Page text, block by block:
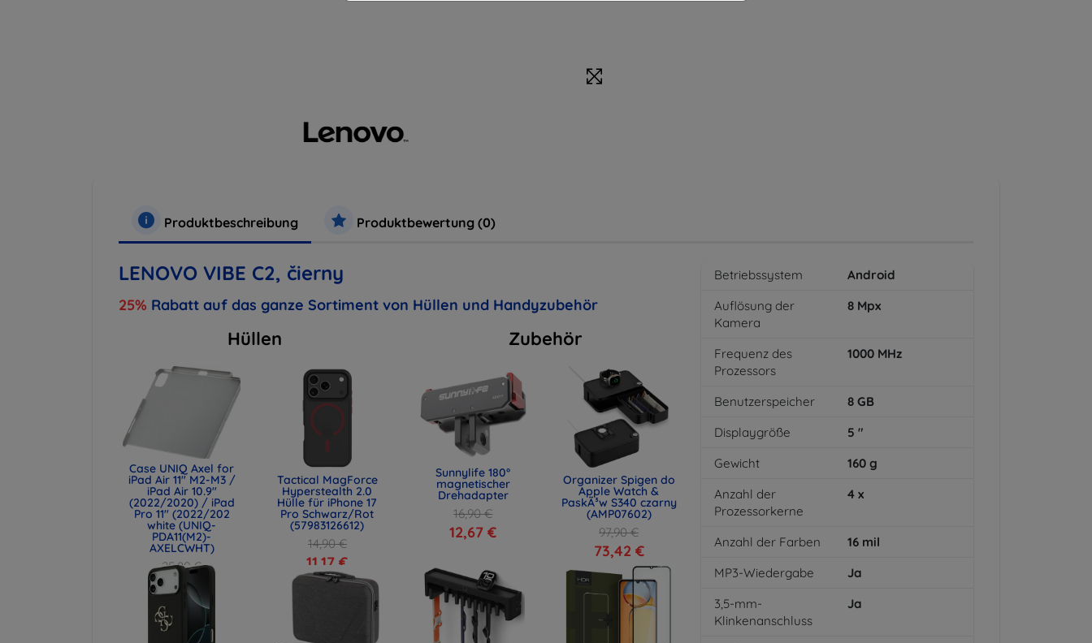
Produktbeschreibung Produktbewertung (0)
LENOVO VIBE C2, čierny
25% Rabatt auf das ganze Sortiment von Hüllen und Handyzubehör
Hüllen
Case UNIQ Axel for
iPad Air 11" M2-M3 /
iPad Air 10.9"
(2022/2020) / iPad
Pro 11" (2022/202
white (UNIQ-
PDA11(M2)-
AXELCWHT)
25,89 €
19,42 €
Tactical MagForce
Hyperstealth 2.0
Hülle für iPhone 17
Pro Schwarz/Rot
(57983126612)
14,90 €
11,17 €
Zubehör
Sunnylife 180°
magnetischer
Drehadapter
16,90 €
12,67 €
Organizer Spigen do
Apple Watch &
PaskÃ³w S340 czarny
(AMP07602)
97,90 €
73,42 €
Betriebssystem
Android
Auflösung der
Kamera
8 Mpx
Frequenz des
Prozessors
1000 MHz
Benutzerspeicher 8 GB
Displaygröße
5 "
Gewicht
160 g
Anzahl der
Prozessorkerne
4 x
Anzahl der Farben 16 mil
MP3-Wiedergabe
Ja
3,5-mm-
Klinkenanschluss
Ja